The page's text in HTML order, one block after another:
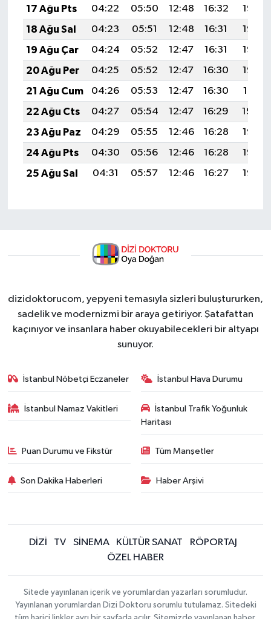
17 Ağu Pts
04:22 05:50 12:48 16:32
19:36
18 Ağu Sal
04:23 05:51 12:48 16:31
19:35
19 Ağu Çar
04:24 05:52 12:47 16:31
19:33
20 Ağu Per
04:25 05:52 12:47 16:30
19:32
21 Ağu Cum
04:26 05:53 12:47 16:30
19:31
22 Ağu Cts
04:27 05:54 12:47 16:29
19:29
23 Ağu Paz
04:29 05:55 12:46 16:28
19:28
24 Ağu Pts
04:30 05:56 12:46 16:28
19:27
25 Ağu Sal
04:31 05:57 12:46 16:27 19:25
dizidoktorucom, yepyeni temasıyla sizleri buluştururken,
sadelik ve modernizmi bir araya getiriyor. Şatafattan
kaçınıyor ve insanlara haber okuyabilecekleri bir altyapı
sunuyor.
İstanbul Nöbetçi Eczaneler İstanbul Hava Durumu
İstanbul Namaz Vakitleri
İstanbul Trafik Yoğunluk
Haritası
Puan Durumu ve Fikstür Tüm Manşetler
Son Dakika Haberleri Haber Arşivi
DİZİ TV SİNEMA KÜLTÜR SANAT
RÖPORTAJ
ÖZEL HABER
Sitede yayınlanan içerik ve yorumlardan yazarları sorumludur.
Yayınlanan yorumlardan Dizi Doktoru sorumlu tutulamaz. Sitedeki